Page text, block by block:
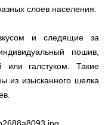
слоев населения.
и следящие за
пошив,
или галстуком. Такие
из изысканного шелка